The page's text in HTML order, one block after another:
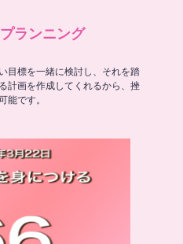
ランニング
目標を一緒に検討し、それを踏
計画を作成してくれるから、挫
能です。